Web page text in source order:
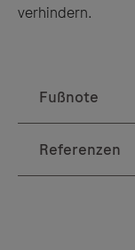
verhindern.